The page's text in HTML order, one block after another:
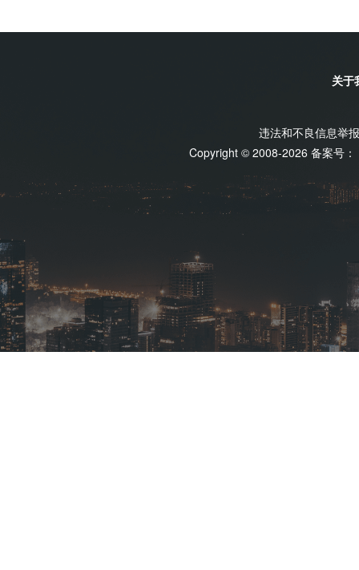
关于
违法和不良信息举
Copyright © 2008-2026 备案号：